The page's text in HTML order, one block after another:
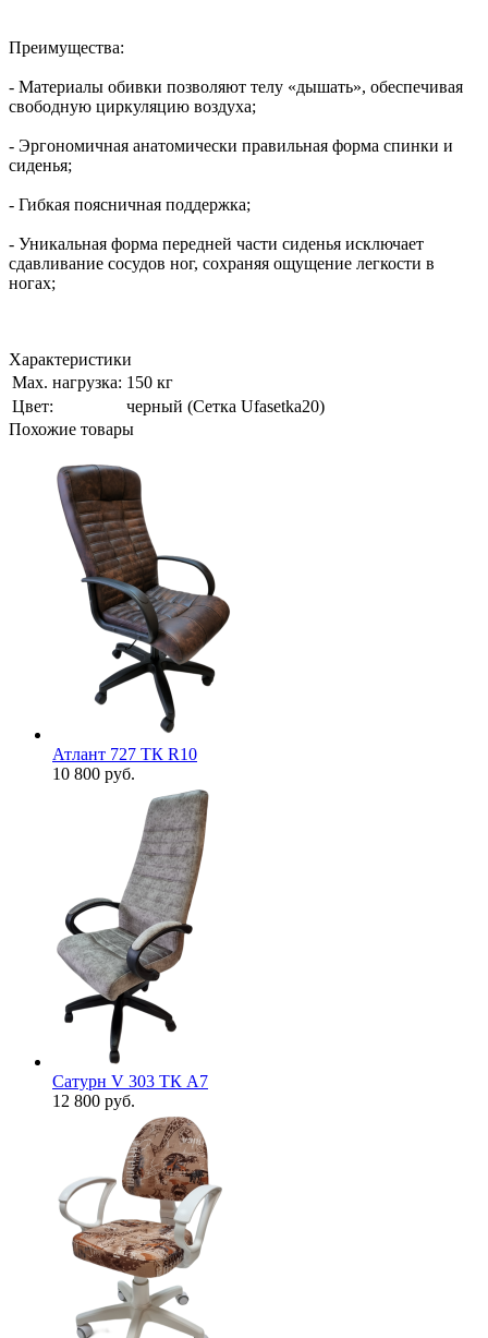
Преимущества:
- Материалы обивки позволяют телу «дышать», обеспечивая
свободную циркуляцию воздуха;
- Эргономичная анатомически правильная форма спинки и
сиденья;
- Гибкая поясничная поддержка;
- Уникальная форма передней части сиденья исключает
сдавливание сосудов ног, сохраняя ощущение легкости в
ногах;
Характеристики
Мах. нагрузка: 150 кг
Цвет:
черный (Сетка Ufasetka20)
Похожие товары
Атлант 727 ТК R10
10 800 руб.
Сатурн V 303 ТК А7
12 800 руб.